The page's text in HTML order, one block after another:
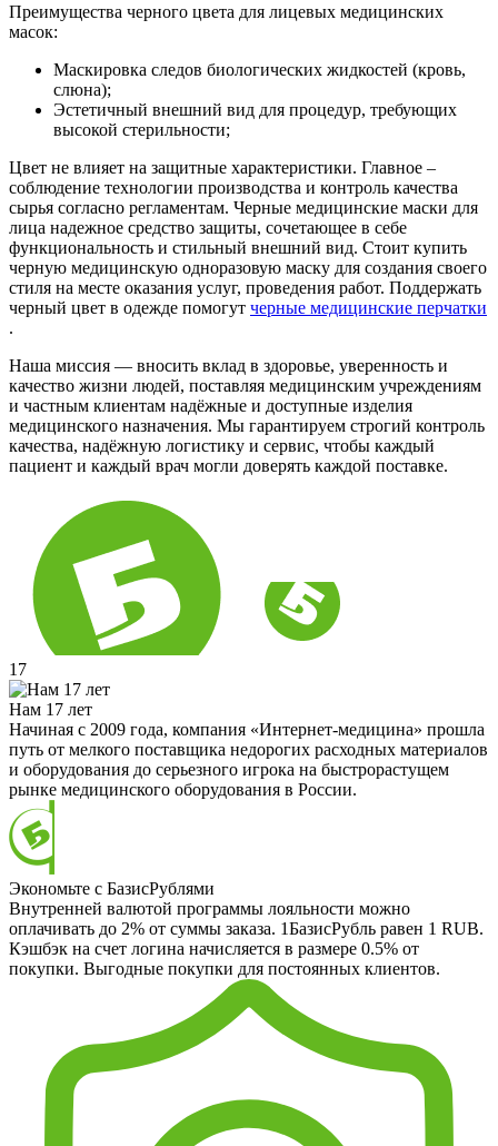
Преимущества черного цвета для лицевых медицинских
масок:
Маскировка следов биологических жидкостей (кровь,
слюна);
Эстетичный внешний вид для процедур, требующих
высокой стерильности;
Цвет не влияет на защитные характеристики. Главное –
соблюдение технологии производства и контроль качества
сырья согласно регламентам. Черные медицинские маски для
лица надежное средство защиты, сочетающее в себе
функциональность и стильный внешний вид. Стоит купить
черную медицинскую одноразовую маску для создания своего
стиля на месте оказания услуг, проведения работ. Поддержать
черный цвет в одежде помогут черные медицинские перчатки
.
Наша миссия — вносить вклад в здоровье, уверенность и
качество жизни людей, поставляя медицинским учреждениям
и частным клиентам надёжные и доступные изделия
медицинского назначения. Мы гарантируем строгий контроль
качества, надёжную логистику и сервис, чтобы каждый
пациент и каждый врач могли доверять каждой поставке.
17
Нам 17 лет
Начиная с 2009 года, компания «Интернет-медицина» прошла
путь от мелкого поставщика недорогих расходных материалов
и оборудования до серьезного игрока на быстрорастущем
рынке медицинского оборудования в России.
Экономьте с БазисРублями
Внутренней валютой программы лояльности можно
оплачивать до 2% от суммы заказа. 1БазисРубль равен 1 RUB.
Кэшбэк на счет логина начисляется в размере 0.5% от
покупки. Выгодные покупки для постоянных клиентов.